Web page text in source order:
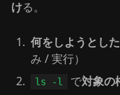
ける。
何をしようとし
み / 実行）
ls -l で対象の